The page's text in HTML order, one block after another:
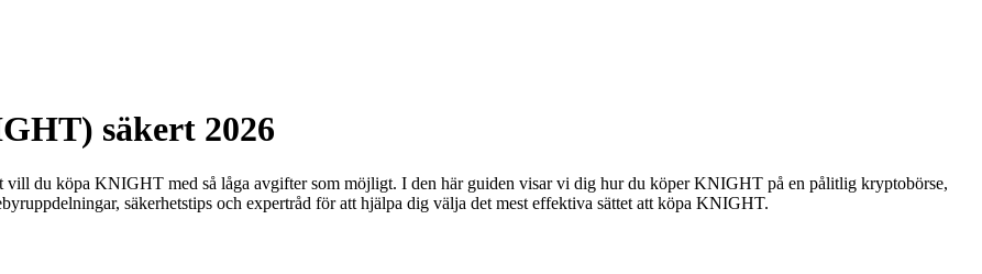
säkert 2026
du köpa KNIGHT med så låga avgifter som möjligt. I den här guiden visar vi dig hur du köper KNIGHT på en pålitlig kryptobörse,
säkerhetstips och expertråd för att hjälpa dig välja det mest effektiva sättet att köpa KNIGHT.